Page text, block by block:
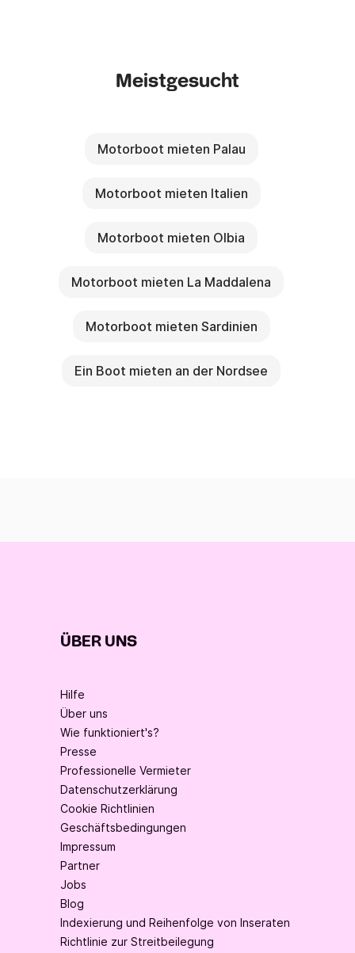
Meistgesucht
Motorboot mieten Palau
Motorboot mieten Italien
Motorboot mieten Olbia
Motorboot mieten La Maddalena
Motorboot mieten Sardinien
Ein Boot mieten an der Nordsee
ÜBER UNS
Hilfe
Über uns
Wie funktioniert's?
Presse
Professionelle Vermieter
Datenschutzerklärung
Cookie Richtlinien
Geschäftsbedingungen
Impressum
Partner
Jobs
Blog
Indexierung und Reihenfolge von Inseraten
Richtlinie zur Streitbeilegung